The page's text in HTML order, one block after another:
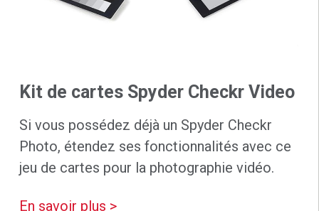
Kit de cartes Spyder Checkr Video
Si vous possédez déjà un Spyder Checkr
Photo, étendez ses fonctionnalités avec ce
jeu de cartes pour la photographie vidéo.
En savoir plus >